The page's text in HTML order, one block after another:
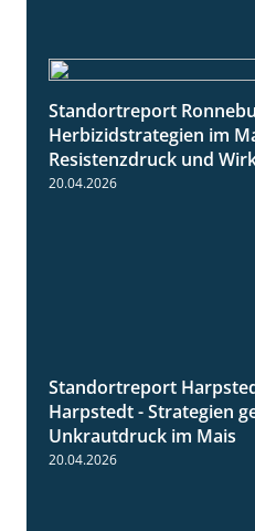
Standortreport
Herbizidstrategien im
Resistenzdruck und
20.04.2026
Standortreport
Harpstedt - Strategien
Unkrautdruck im Mais
20.04.2026